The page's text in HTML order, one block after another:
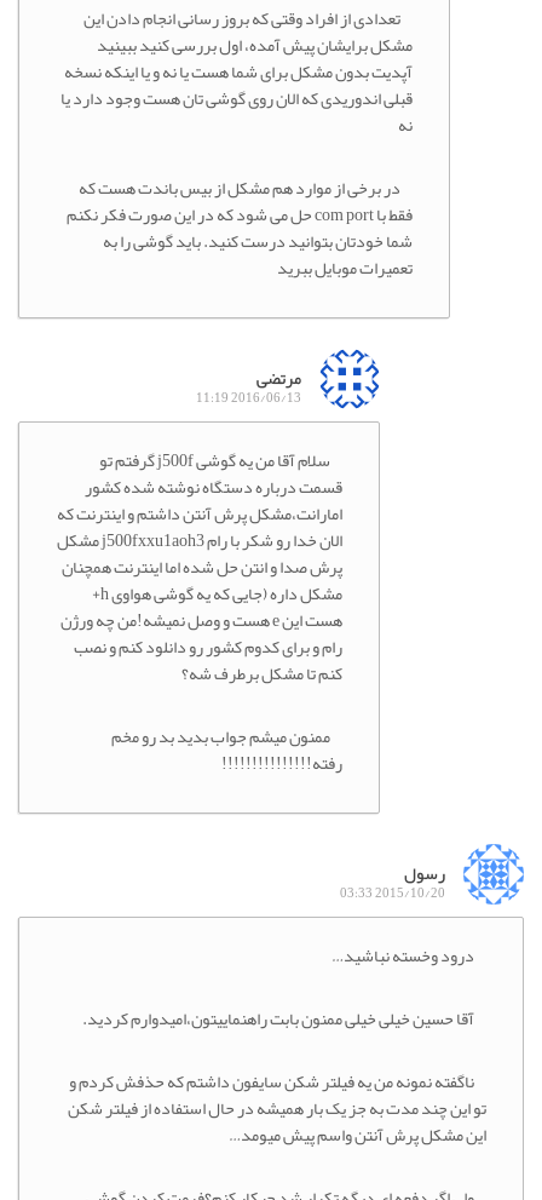
تعدادی از افراد وقتی که بروز رسانی انجام دادن این
مشکل برایشان پیش آمده، اول بررسی کنید ببینید
آپدیت بدون مشکل برای شما هست یا نه و یا اینکه نسخه
قبلی اندوریدی که الان روی گوشی تان هست وجود دارد یا
نه
در برخی از موارد هم مشکل از بیس باندت هست که
فقط با com port حل می شود که در این صورت فکر نکنم
شما خودتان بتوانید درست کنید. باید گوشی را به
تعمیرات موبایل ببرید
مرتضی
2016/06/13 11:19
سلام آقا من یه گوشی j500f گرفتم تو
قسمت درباره دستگاه نوشته شده کشور
امارانت،مشکل پرش آنتن داشتم و اینترنت که
الان خدا رو شکر با رام j500fxxu1aoh3 مشکل
پرش صدا و انتن حل شده اما اینترنت همچنان
مشکل داره (جایی که یه گوشی هواوی h+
هست این e هست و وصل نمیشه!من چه ورژن
رام و برای کدوم کشور رو دانلود کنم و نصب
کنم تا مشکل برطرف شه؟
ممنون میشم جواب بدید بد رو مخم
رفته!!!!!!!!!!!!!!!
رسول
2015/10/20 03:33
درود وخسته نباشید…
آقا حسین خیلی خیلی ممنون بابت راهنماییتون،امیدوارم کردید.
ناگفته نمونه من یه فیلتر شکن سایفون داشتم که حذفش کردم و
تو این چند مدت به جز یک بار همیشه در حال استفاده از فیلتر شکن
این مشکل پرش آنتن واسم پیش میومد…